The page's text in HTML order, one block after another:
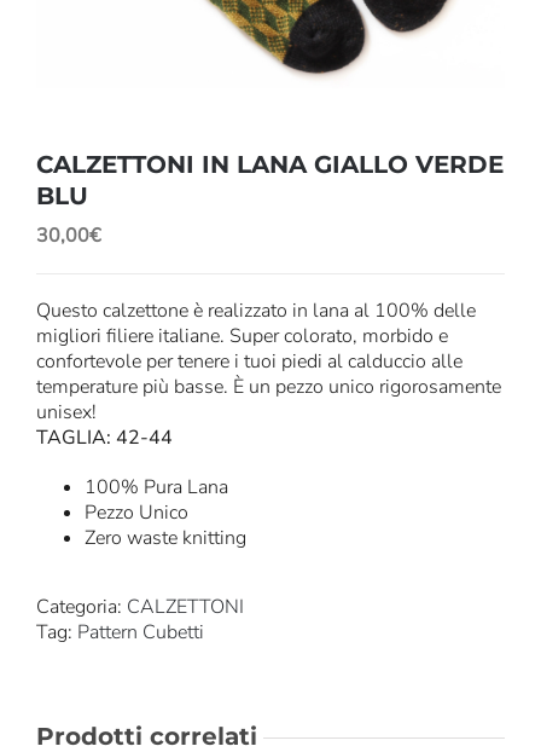
CALZETTONI IN LANA GIALLO VERDE
BLU
30,00€
Questo calzettone è realizzato in lana al 100% delle
migliori filiere italiane. Super colorato, morbido e
confortevole per tenere i tuoi piedi al calduccio alle
temperature più basse. È un pezzo unico rigorosamente
unisex!
TAGLIA: 42-44
100% Pura Lana
Pezzo Unico
Zero waste knitting
Categoria: CALZETTONI
Tag: Pattern Cubetti
Prodotti correlati